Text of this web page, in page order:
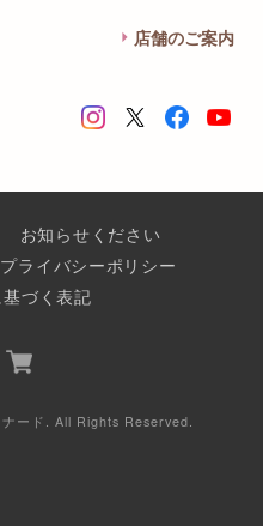
店舗のご案内
お知らせください
プライバシーポリシー
づく表記
ード. All Rights Reserved.